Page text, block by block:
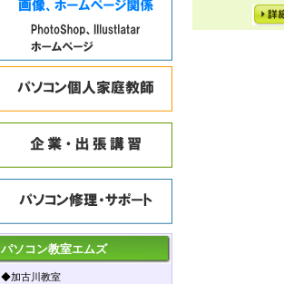
パソコン教室エムズ
◆加古川教室